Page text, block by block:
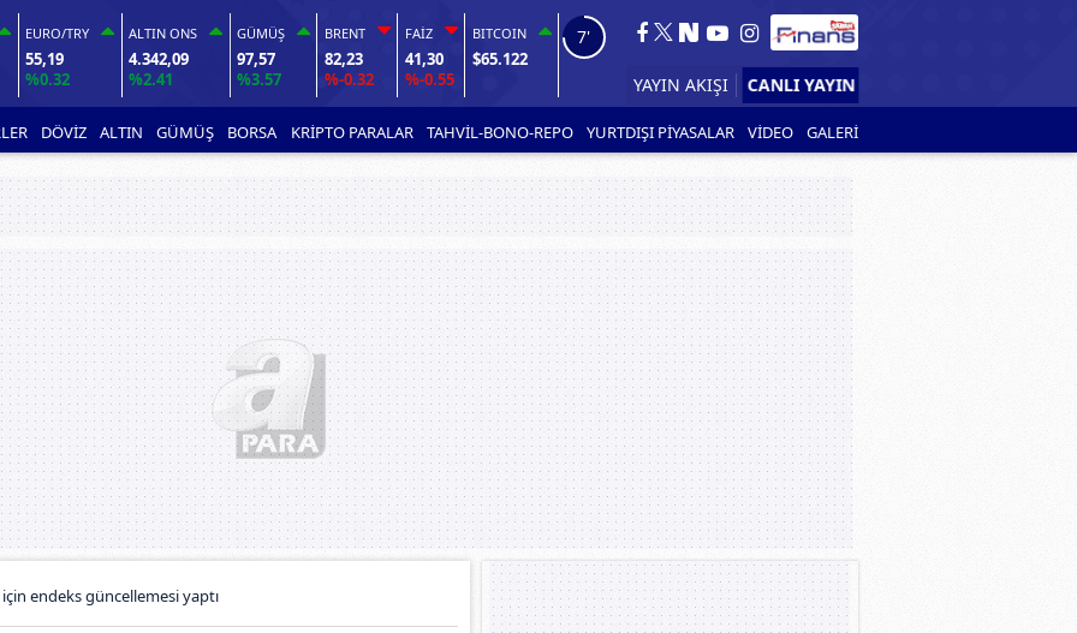
EURO/TRY
55,19
%0.32
ALTIN ONS
4.342,09
%2.41
GÜMÜŞ
97,57
%3.57
BRENT
82,23
%-0.32
FAİZ
41,30
%-0.55
BITCOIN
$65.122
6'
YAYIN AKIŞI CANLI YAYIN
DÖVİZ ALTIN GÜMÜŞ BORSA KRİPTO PARALAR TAHVİL-BONO-REPO YURTDIŞI PİYASALAR VİDEO GALERİ
endeks güncellemesi yaptı